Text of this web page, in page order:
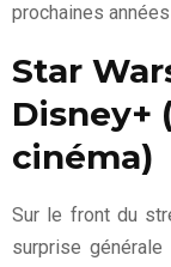
prochaines années
Star
Disney+
cinéma)
Sur le front du
surprise